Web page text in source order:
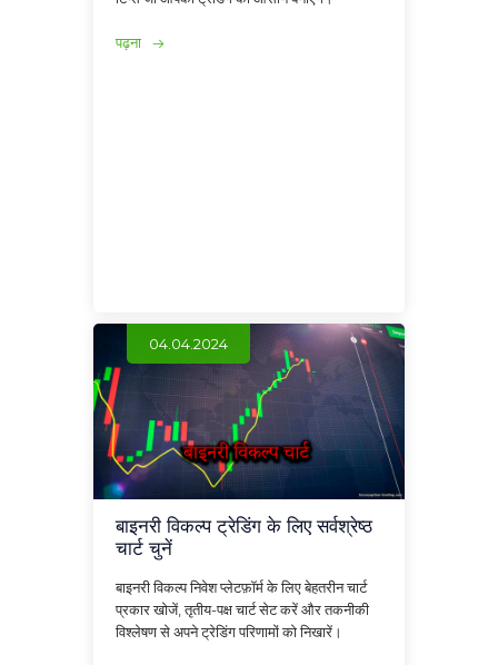
पढ़ना
04.04.2024
बाइनरी विकल्प ट्रेडिंग के लिए सर्वश्रेष्ठ
चार्ट चुनें
बाइनरी विकल्प निवेश प्लेटफ़ॉर्म के लिए बेहतरीन चार्ट
प्रकार खोजें, तृतीय-पक्ष चार्ट सेट करें और तकनीकी
विश्लेषण से अपने ट्रेडिंग परिणामों को निखारें।